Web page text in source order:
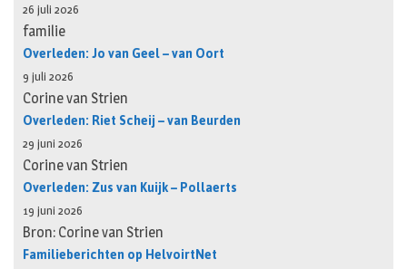
26 juli 2026
familie
Overleden: Jo van Geel – van Oort
9 juli 2026
Corine van Strien
Overleden: Riet Scheij – van Beurden
29 juni 2026
Corine van Strien
Overleden: Zus van Kuijk – Pollaerts
19 juni 2026
Bron: Corine van Strien
Familieberichten op HelvoirtNet